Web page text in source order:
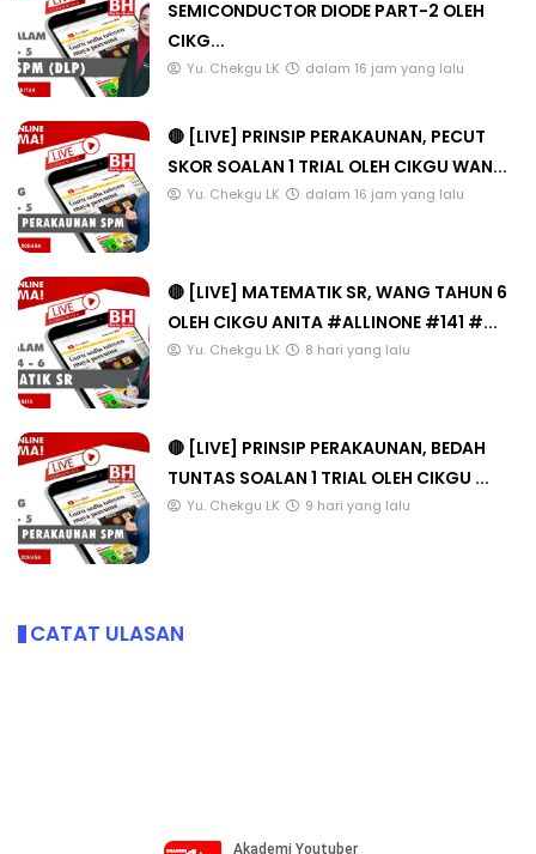
SEMICONDUCTOR DIODE PART-2 OLEH
CIKG...
Yu. Chekgu LK dalam 16 jam yang lalu
🔴 [LIVE] PRINSIP PERAKAUNAN, PECUT
SKOR SOALAN 1 TRIAL OLEH CIKGU WAN...
Yu. Chekgu LK dalam 16 jam yang lalu
🔴 [LIVE] MATEMATIK SR, WANG TAHUN 6
OLEH CIKGU ANITA #ALLINONE #141 #...
Yu. Chekgu LK 8 hari yang lalu
🔴 [LIVE] PRINSIP PERAKAUNAN, BEDAH
TUNTAS SOALAN 1 TRIAL OLEH CIKGU ...
Yu. Chekgu LK 9 hari yang lalu
CATAT ULASAN